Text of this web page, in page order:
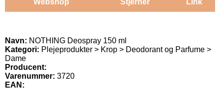
Navn: NOTHING Deospray 150 ml
Kategori: Plejeprodukter > Krop > Deodorant og Parfume >
Dame
Producent:
Varenummer: 3720
EAN: